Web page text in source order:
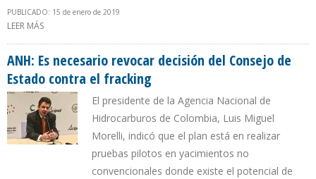
PUBLICADO: 15 de enero de 2019
LEER MÁS
7.000 B/D
ANH: Es necesario revocar decisión del Consejo de
Estado contra el fracking
El presidente de la Agencia Nacional de
Hidrocarburos de Colombia, Luis Miguel
Morelli, indicó que el plan está en realizar
pruebas pilotos en yacimientos no
convencionales donde existe el potencial de